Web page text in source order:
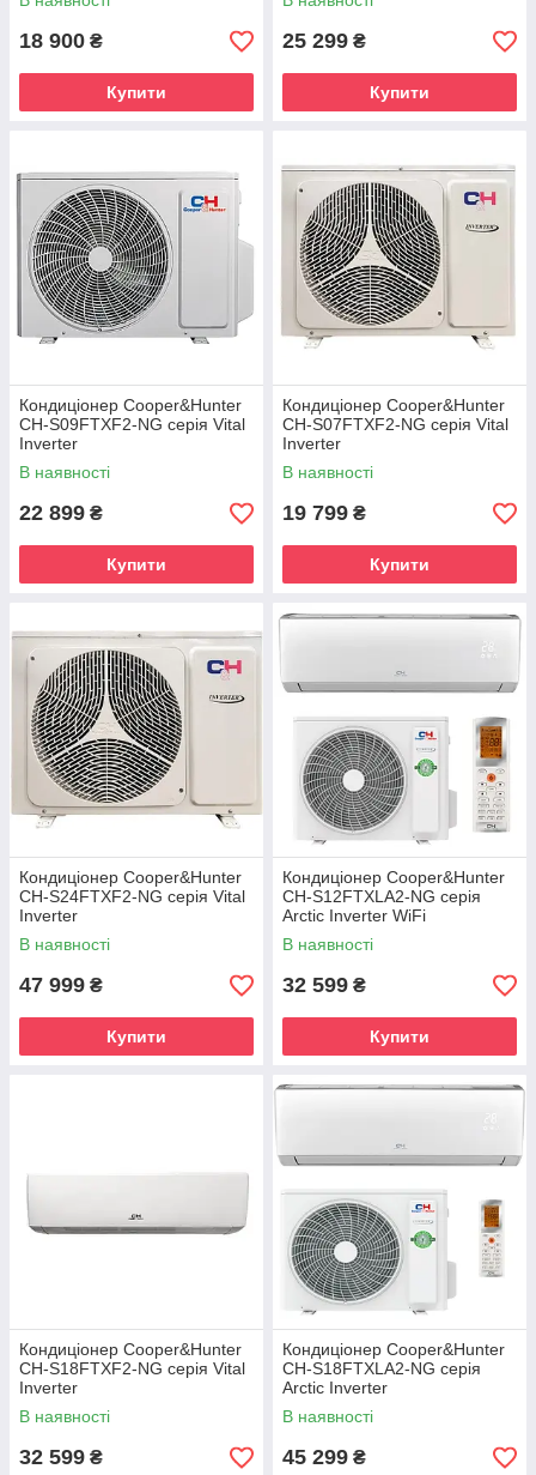
18 900 ₴
Купити
25 299 ₴
Купити
Кондиціонер Cooper&Hunter
CH-S09FTXF2-NG серія Vital
Inverter
В наявності
22 899 ₴
Купити
Кондиціонер Cooper&Hunter
CH-S07FTXF2-NG серія Vital
Inverter
В наявності
19 799 ₴
Купити
Кондиціонер Cooper&Hunter
CH-S24FTXF2-NG серія Vital
Inverter
В наявності
47 999 ₴
Купити
Кондиціонер Cooper&Hunter
CH-S12FTXLA2-NG серія
Arctic Inverter WiFi
В наявності
32 599 ₴
Купити
Кондиціонер Cooper&Hunter
CH-S18FTXF2-NG серія Vital
Inverter
В наявності
32 599 ₴
Кондиціонер Cooper&Hunter
CH-S18FTXLA2-NG серія
Arctic Inverter
В наявності
45 299 ₴